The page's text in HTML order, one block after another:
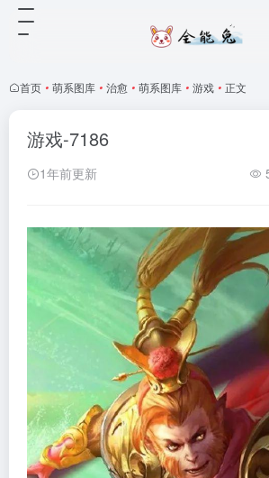
首页 • 萌系图库 • 治愈 • 萌系图库 • 游戏 • 正文
游戏-7186
1年前更新